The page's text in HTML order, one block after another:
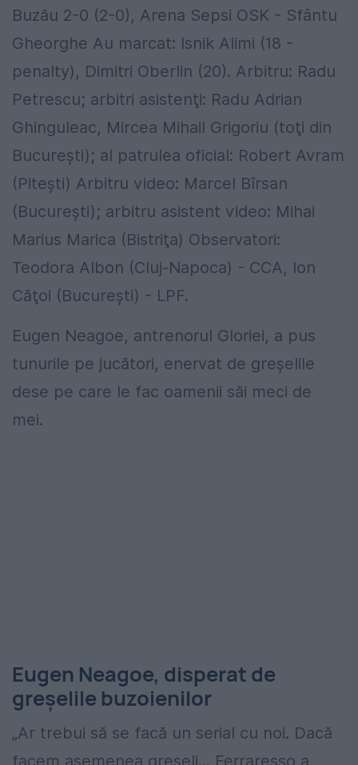
Buzău 2-0 (2-0), Arena Sepsi OSK - Sfântu
Gheorghe Au marcat: Isnik Alimi (18 -
penalty), Dimitri Oberlin (20). Arbitru: Radu
Petrescu; arbitri asistenţi: Radu Adrian
Ghinguleac, Mircea Mihail Grigoriu (toţi din
Bucureşti); al patrulea oficial: Robert Avram
(Piteşti) Arbitru video: Marcel Bîrsan
(Bucureşti); arbitru asistent video: Mihai
Marius Marica (Bistriţa) Observatori:
Teodora Albon (Cluj-Napoca) - CCA, Ion
Căţoi (Bucureşti) - LPF.
Eugen Neagoe, antrenorul Gloriei, a pus
tunurile pe jucători, enervat de greșelile
dese pe care le fac oamenii săi meci de
mei.
Eugen Neagoe, disperat de
greșelile buzoienilor
„Ar trebui să se facă un serial cu noi. Dacă
facem asemenea greșeli... Ferraresso a